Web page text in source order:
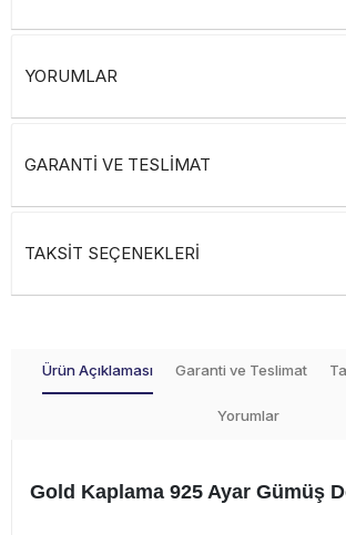
YORUMLAR
GARANTİ VE TESLİMAT
TAKSİT SEÇENEKLERİ
Ürün Açıklaması Garanti ve Teslimat
Yorumlar
Gold Kaplama 925 Ayar Gümüş